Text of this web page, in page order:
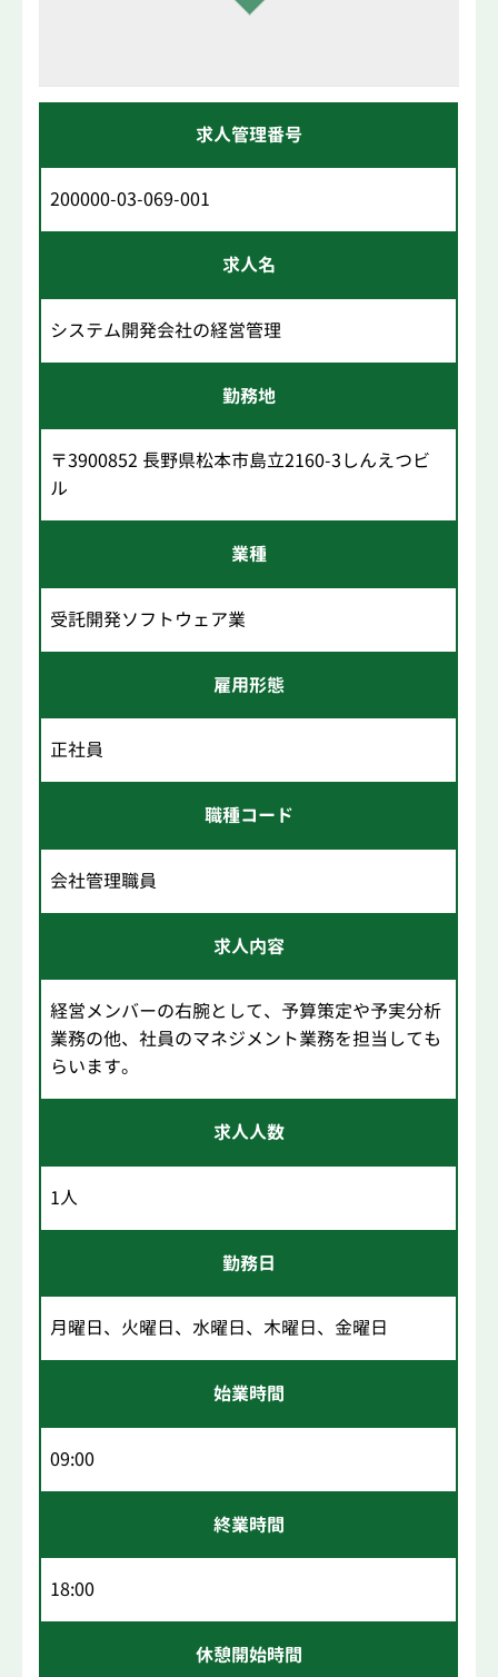
求人管理番号
200000-03-069-001
求人名
システム開発会社の経営管理
勤務地
〒3900852 長野県松本市島立2160-3しんえつビ
ル
業種
受託開発ソフトウェア業
雇用形態
正社員
職種コード
会社管理職員
求人内容
経営メンバーの右腕として、予算策定や予実分析
業務の他、社員のマネジメント業務を担当しても
らいます。
求人人数
1人
勤務日
月曜日、火曜日、水曜日、木曜日、金曜日
始業時間
09:00
終業時間
18:00
休憩開始時間